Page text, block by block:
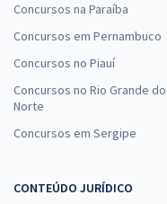
Concursos na Paraíba
Concursos em Pernambuco
Concursos no Piauí
Concursos no Rio Grande do
Norte
Concursos em Sergipe
CONTEÚDO JURÍDICO